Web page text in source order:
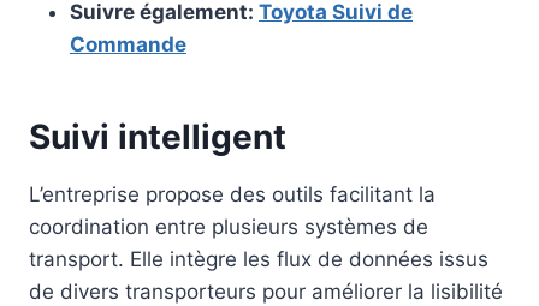
Suivre également: Toyota Suivi de
Commande
Suivi intelligent
L’entreprise propose des outils facilitant la
coordination entre plusieurs systèmes de
transport. Elle intègre les flux de données issus
de divers transporteurs pour améliorer la lisibilité